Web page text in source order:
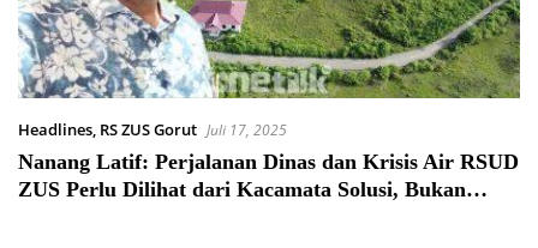
Headlines, RS ZUS Gorut Juli 17, 2025
Nanang Latif: Perjalanan Dinas dan Krisis Air RSUD
ZUS Perlu Dilihat dari Kacamata Solusi, Bukan